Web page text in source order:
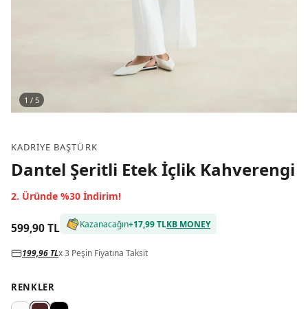
1 / 5
KADRIYE BAŞTÜRK
Dantel Şeritli Etek İçlik Kahverengi
2. Üründe %30 İndirim!
599,90 TL Kazanacağın+17,99 TLKB MONEY
199,96 TLx 3 Peşin Fiyatına Taksit
RENKLER